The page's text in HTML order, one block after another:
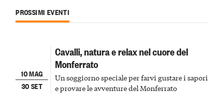
PROSSIMI EVENTI
10 MAG
30 SET
Cavalli, natura e relax nel cuore del
Monferrato
Un soggiorno speciale per farvi gustare i sapori
e provare le avventure del Monferrato